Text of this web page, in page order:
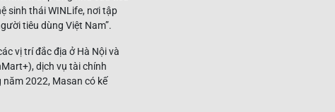
sinh thái WINLife, nơi tập
tiêu dùng Việt Nam”.
vị trí đắc địa ở Hà Nội và
dịch vụ tài chính
năm 2022, Masan có kế